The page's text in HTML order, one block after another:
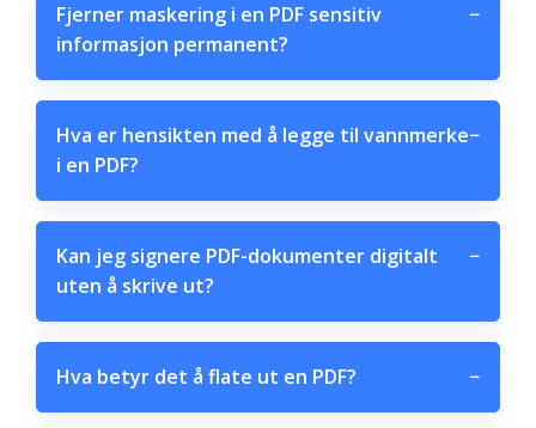
Fjerner maskering i en PDF sensitiv
informasjon permanent?
−
Hva er hensikten med å legge til vannmerke
i en PDF?
−
Kan jeg signere PDF-dokumenter digitalt
uten å skrive ut?
−
Hva betyr det å flate ut en PDF? −